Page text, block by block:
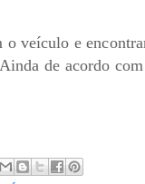
o veículo e
de acordo